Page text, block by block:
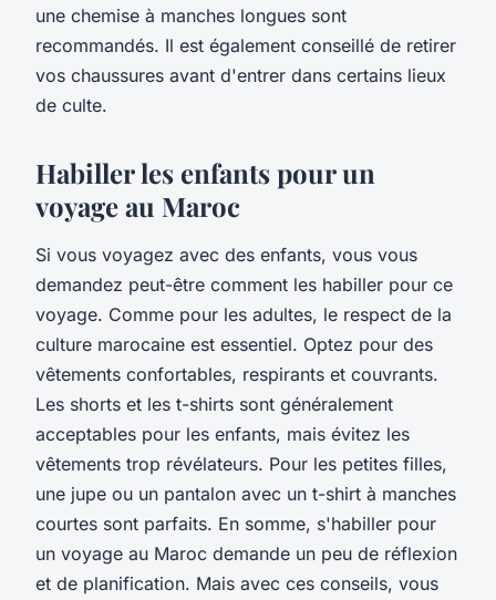
une chemise à manches longues sont
recommandés. Il est également conseillé de retirer
vos chaussures avant d'entrer dans certains lieux
de culte.
Habiller les enfants pour un
voyage au Maroc
Si vous voyagez avec des enfants, vous vous
demandez peut-être comment les habiller pour ce
voyage. Comme pour les adultes, le respect de la
culture marocaine est essentiel. Optez pour des
vêtements confortables, respirants et couvrants.
Les shorts et les t-shirts sont généralement
acceptables pour les enfants, mais évitez les
vêtements trop révélateurs. Pour les petites filles,
une jupe ou un pantalon avec un t-shirt à manches
courtes sont parfaits. En somme, s'habiller pour
un voyage au Maroc demande un peu de réflexion
et de planification. Mais avec ces conseils, vous